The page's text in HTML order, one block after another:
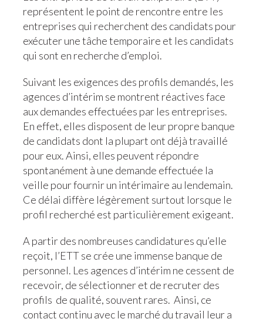
représentent le point de rencontre entre les
entreprises qui recherchent des candidats pour
exécuter une tâche temporaire et les candidats
qui sont en recherche d’emploi.
Suivant les exigences des profils demandés, les
agences d’intérim se montrent réactives face
aux demandes effectuées par les entreprises.
En effet, elles disposent de leur propre banque
de candidats dont la plupart ont déjà travaillé
pour eux. Ainsi, elles peuvent répondre
spontanément à une demande effectuée la
veille pour fournir un intérimaire au lendemain.
Ce délai diffère légèrement surtout lorsque le
profil recherché est particulièrement exigeant.
A partir des nombreuses candidatures qu’elle
reçoit, l’ETT se crée une immense banque de
personnel. Les agences d’intérim ne cessent de
recevoir, de sélectionner et de recruter des
profils de qualité, souvent rares. Ainsi, ce
contact continu avec le marché du travail leur a